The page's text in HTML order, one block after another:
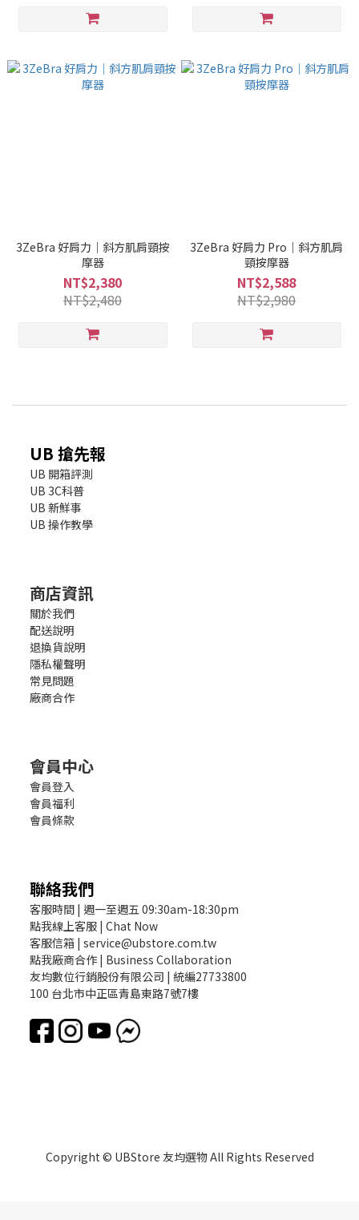
3ZeBra 好肩力｜斜方肌肩頸按
摩器
NT$2,380
NT$2,480
3ZeBra 好肩力 Pro｜斜方肌肩
頸按摩器
NT$2,588
NT$2,980
UB 搶先報
UB 開箱評測
UB 3C科普
UB 新鮮事
UB 操作教學
商店資訊
關於我們
配送說明
退換貨說明
隱私權聲明
常見問題
廠商合作
會員中心
會員登入
會員福利
會員條款
聯絡我們
客服時間 | 週一至週五 09:30am-18:30pm
點我線上客服 | Chat Now
客服信箱 | service@ubstore.com.tw
點我廠商合作 | Business Collaboration
友均數位行銷股份有限公司 | 統編27733800
100 台北市中正區青島東路7號7樓
Copyright © UBStore 友均選物 All Rights Reserved